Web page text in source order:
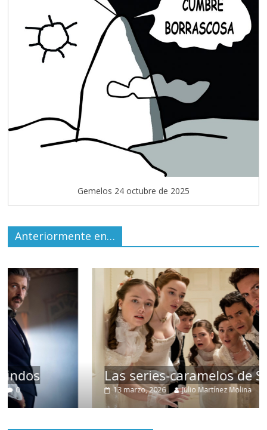
Gemelos 24 octubre de 2025
Anteriormente en…
Las series-caramelos de Shondaland
13 marzo, 2026 Julio Martínez Molina 0